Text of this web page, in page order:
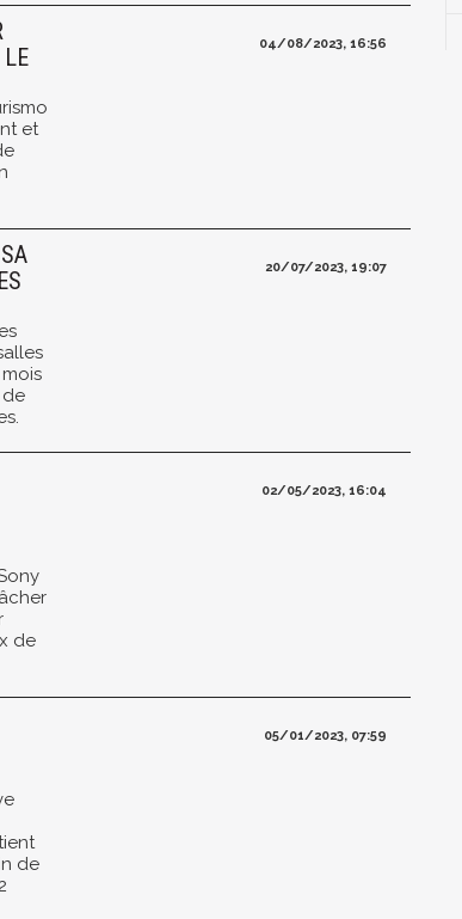
et
04/08/2023, 16:56
20/07/2023, 19:07
de
02/05/2023, 16:04
de
05/01/2023, 07:59